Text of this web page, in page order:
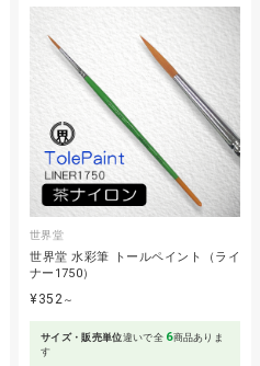
世界堂
世界堂 水彩筆 トールペイント（ライ
ナー1750）
¥352 ～
サイズ・販売単位違いで全 6商品ありま
す